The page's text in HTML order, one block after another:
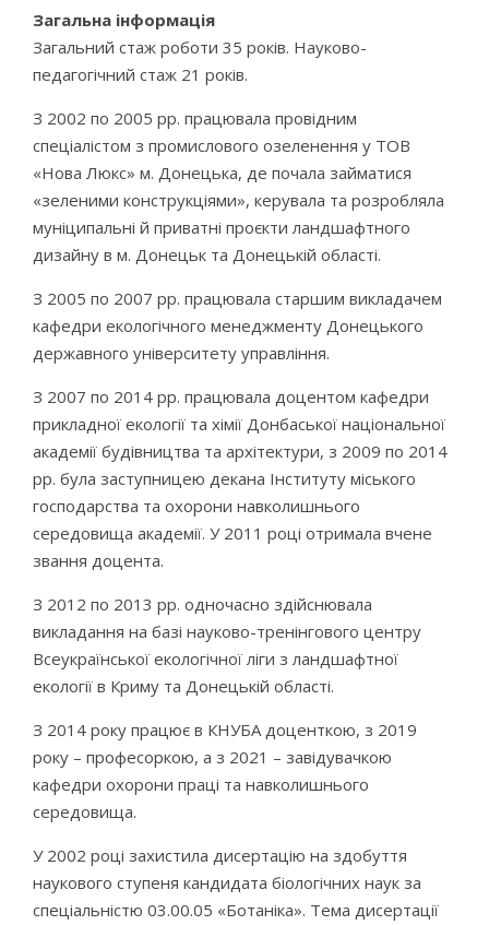
Загальна інформація
Загальний стаж роботи 35 років. Науково-
педагогічний стаж 21 років.
З 2002 по 2005 рр. працювала провідним
спеціалістом з промислового озеленення у ТОВ
«Нова Люкс» м. Донецька, де почала займатися
«зеленими конструкціями», керувала та розробляла
муніципальні й приватні проєкти ландшафтного
дизайну в м. Донецьк та Донецькій області.
З 2005 по 2007 рр. працювала старшим викладачем
кафедри екологічного менеджменту Донецького
державного університету управління.
З 2007 по 2014 рр. працювала доцентом кафедри
прикладної екології та хімії Донбаської національної
академії будівництва та архітектури, з 2009 по 2014
рр. була заступницею декана Інституту міського
господарства та охорони навколишнього
середовища академії. У 2011 році отримала вчене
звання доцента.
З 2012 по 2013 рр. одночасно здійснювала
викладання на базі науково-тренінгового центру
Всеукраїнської екологічної ліги з ландшафтної
екології в Криму та Донецькій області.
З 2014 року працює в КНУБА доценткою, з 2019
року – професоркою, а з 2021 – завідувачкою
кафедри охорони праці та навколишнього
середовища.
У 2002 році захистила дисертацію на здобуття
наукового ступеня кандидата біологічних наук за
спеціальністю 03.00.05 «Ботаніка». Тема дисертації